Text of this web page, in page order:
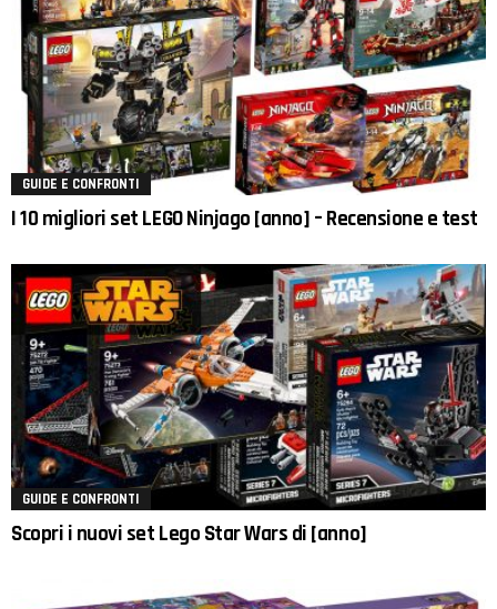
GUIDE E CONFRONTI
I 10 migliori set LEGO Ninjago [anno] – Recensione e test
GUIDE E CONFRONTI
Scopri i nuovi set Lego Star Wars di [anno]